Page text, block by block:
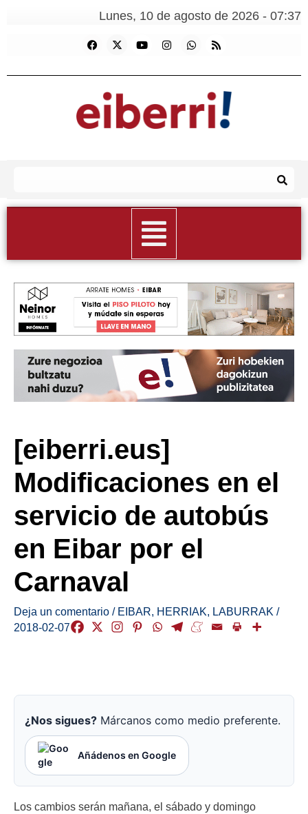
Lunes, 10 de agosto de 2026 - 07:37
[eiberri.eus]
Modificaciones en el
servicio de autobús
en Eibar por el
Carnaval
Deja un comentario / EIBAR, HERRIAK, LABURRAK /
2018-02-07
¿Nos sigues? Márcanos como medio preferente.
Añádenos en Google
Los cambios serán mañana, el sábado y domingo